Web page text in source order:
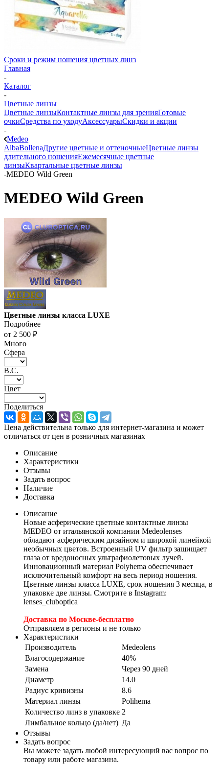
Сроки и режим ношения цветных линз
Главная
-
Каталог
-
Цветные линзы
Цветные линзыКонтактные линзы для зренияГотовые
очкиСредства по уходуАксессуарыСкидки и акции
-
Medeo
AlbaBollenaДругие цветные и оттеночныеЦветные линзы
длительного ношенияЕжемесячные цветные
линзыКвартальные цветные линзы
-MEDEO Wild Green
MEDEO Wild Green
Цветные линзы класса LUXE
Подробнее
от 2 500 ₽
Много
Сфера
В.С.
Цвет
Поделиться
Цена действительна только для интернет-магазина и может
отличаться от цен в розничных магазинах
Описание
Характеристики
Отзывы
Задать вопрос
Наличие
Доставка
Описание
Новые асферические цветные контактные линзы
MEDEO от итальянской компании Medeolenses
обладают асферическим дизайном и широкой линейкой
необычных цветов. Встроенный UV фильтр защищает
глаза от вредоносных ультрафиолетовых лучей.
Инновационный материал Polyhema обеспечивает
исключительный комфорт на весь период ношения.
Цветные линзы класса LUXE, срок ношения 3 месяца, в
упаковке две линзы. Смотрите в Instagram:
lenses_cluboptica
Доставка по Москве-бесплатно
Отправляем в регионы и не только
Характеристики
Производитель
Medeolens
Влагосодержание
40%
Замена
Через 90 дней
Диаметр
14.0
Радиус кривизны
8.6
Материал линзы
Polihema
Количество линз в упаковке 2
Лимбальное кольцо (да/нет) Да
Отзывы
Задать вопрос
Вы можете задать любой интересующий вас вопрос по
товару или работе магазина.